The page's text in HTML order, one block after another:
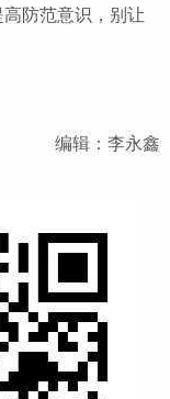
防范意识，别让
编辑：李永鑫